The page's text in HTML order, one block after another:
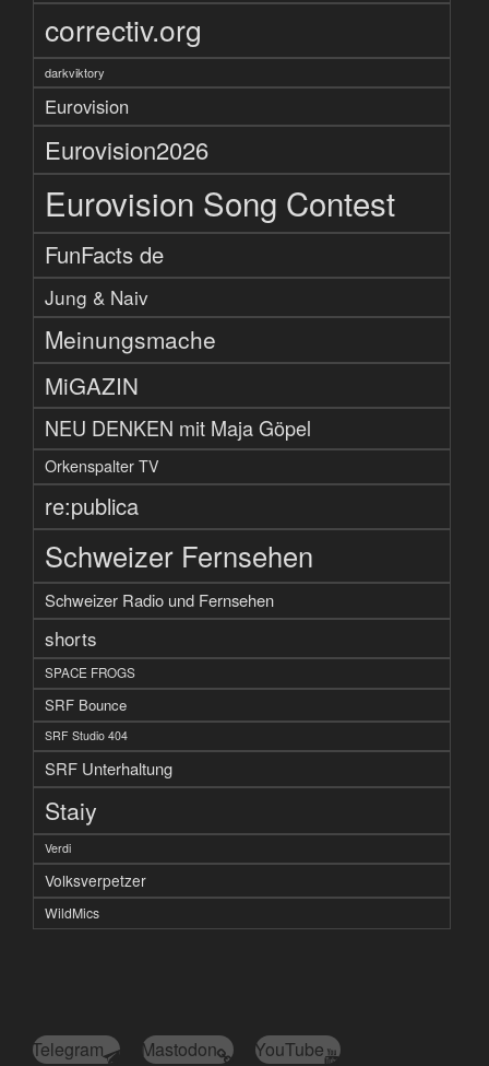
correctiv.org
darkviktory
Eurovision
Eurovision2026
Eurovision Song Contest
FunFacts de
Jung & Naiv
Meinungsmache
MiGAZIN
NEU DENKEN mit Maja Göpel
Orkenspalter TV
re:publica
Schweizer Fernsehen
Schweizer Radio und Fernsehen
shorts
SPACE FROGS
SRF Bounce
SRF Studio 404
SRF Unterhaltung
Staiy
Verdi
Volksverpetzer
WildMics
Telegram Mastodon YouTube